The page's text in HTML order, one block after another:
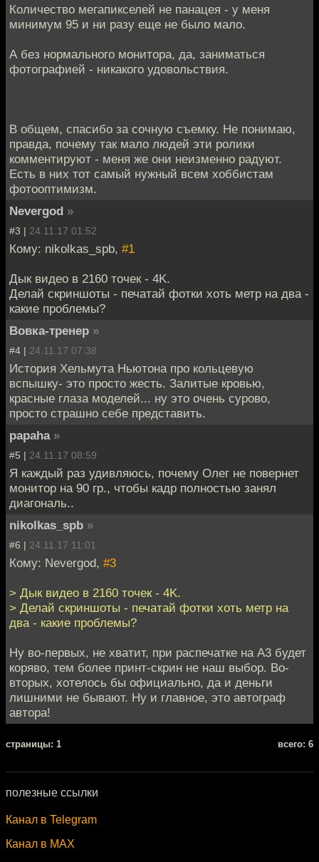
Количество мегапикселей не панацея - у меня
минимум 95 и ни разу еще не было мало.
А без нормального монитора, да, заниматься
фотографией - никакого удовольствия.
В общем, спасибо за сочную съемку. Не понимаю,
правда, почему так мало людей эти ролики
комментируют - меня же они неизменно радуют.
Есть в них тот самый нужный всем хоббистам
фотооптимизм.
Nevergod »
#3 | 24.11.17 01:52
Кому: nikolkas_spb, #1
Дык видео в 2160 точек - 4K.
Делай скриншоты - печатай фотки хоть метр на два -
какие проблемы?
Вовка-тренер »
#4 | 24.11.17 07:38
История Хельмута Ньютона про кольцевую
вспышку- это просто жесть. Залитые кровью,
красные глаза моделей... ну это очень сурово,
просто страшно себе представить.
papaha »
#5 | 24.11.17 08:59
Я каждый раз удивляюсь, почему Олег не повернет
монитор на 90 гр., чтобы кадр полностью занял
диагональ..
nikolkas_spb »
#6 | 24.11.17 11:01
Кому: Nevergod, #3
> Дык видео в 2160 точек - 4K.
> Делай скриншоты - печатай фотки хоть метр на
два - какие проблемы?
Ну во-первых, не хватит, при распечатке на А3 будет
коряво, тем более принт-скрин не наш выбор. Во-
вторых, хотелось бы официально, да и деньги
лишними не бывают. Ну и главное, это автограф
автора!
cтраницы: 1 всего: 6
полезные ссылки
Канал в Telegram
Канал в MAX